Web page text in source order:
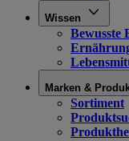
Wissen
Bewusste
Marken &
Sortiment